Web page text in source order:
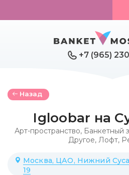
+7 (965)
Назад
Igloobar на
Арт-пространство, Банкетный
Другое, Лофт,
Москва, ЦАО, Нижний
19